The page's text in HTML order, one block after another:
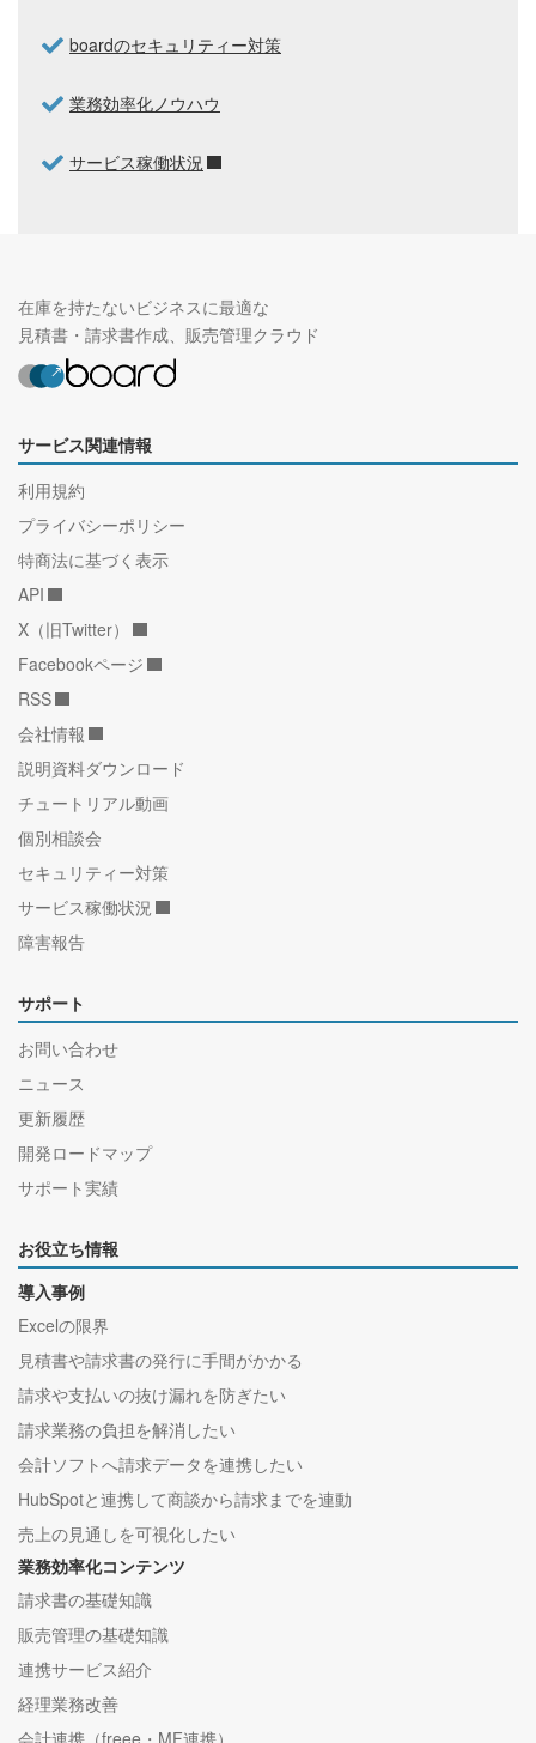
boardのセキュリティー対策
業務効率化ノウハウ
サービス稼働状況
在庫を持たないビジネスに最適な
見積書・請求書作成、販売管理クラウド
サービス関連情報
利用規約
プライバシーポリシー
特商法に基づく表示
API
X（旧Twitter）
Facebookページ
RSS
会社情報
説明資料ダウンロード
チュートリアル動画
個別相談会
セキュリティー対策
サービス稼働状況
障害報告
サポート
お問い合わせ
ニュース
更新履歴
開発ロードマップ
サポート実績
お役立ち情報
導入事例
Excelの限界
見積書や請求書の発行に手間がかかる
請求や支払いの抜け漏れを防ぎたい
請求業務の負担を解消したい
会計ソフトへ請求データを連携したい
HubSpotと連携して商談から請求までを連動
売上の見通しを可視化したい
業務効率化コンテンツ
請求書の基礎知識
販売管理の基礎知識
連携サービス紹介
経理業務改善